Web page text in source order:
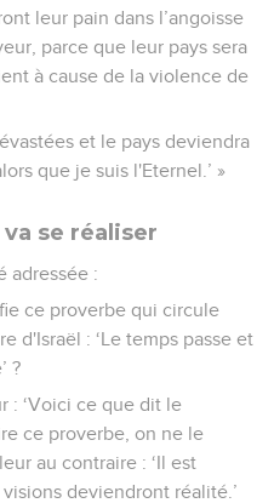
leur pain dans l’angoisse
parce que leur pays sera
à cause de la violence de
et le pays deviendra
que je suis l'Eternel.’ »
se réaliser
adressée :
ce proverbe qui circule
d'Israël : ‘Le temps passe et
?
: ‘Voici ce que dit le
ce proverbe, on ne le
au contraire : ‘Il est
deviendront réalité.’